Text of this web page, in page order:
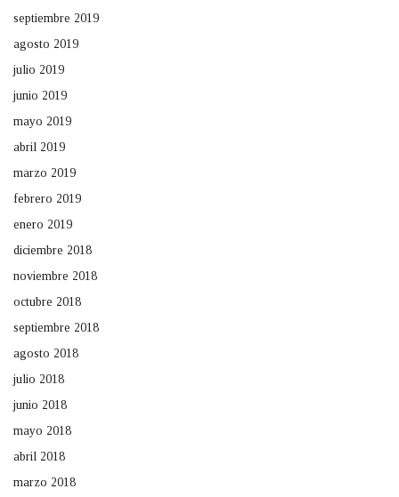
septiembre 2019
agosto 2019
julio 2019
junio 2019
mayo 2019
abril 2019
marzo 2019
febrero 2019
enero 2019
diciembre 2018
noviembre 2018
octubre 2018
septiembre 2018
agosto 2018
julio 2018
junio 2018
mayo 2018
abril 2018
marzo 2018